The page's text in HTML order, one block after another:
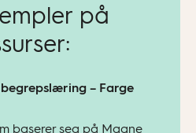
på
– Farge
baserer seg på Magne